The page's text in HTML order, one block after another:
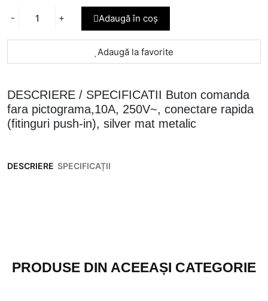
- + Adaugă în coș
Adaugă la favorite
DESCRIERE / SPECIFICATII Buton comanda
fara pictograma,10A, 250V~, conectare rapida
(fitinguri push-in), silver mat metalic
DESCRIERE SPECIFICAȚII
PRODUSE DIN ACEEAȘI CATEGORIE